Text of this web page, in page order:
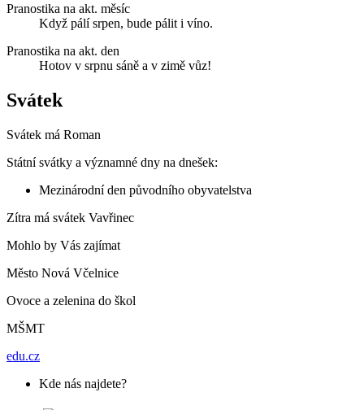
Pranostika na akt. měsíc
Když pálí srpen, bude pálit i víno.
Pranostika na akt. den
Hotov v srpnu sáně a v zimě vůz!
Svátek
Svátek má Roman
Státní svátky a významné dny na dnešek:
Mezinárodní den původního obyvatelstva
Zítra má svátek Vavřinec
Mohlo by Vás zajímat
Město Nová Včelnice
Ovoce a zelenina do škol
MŠMT
edu.cz
Kde nás najdete?